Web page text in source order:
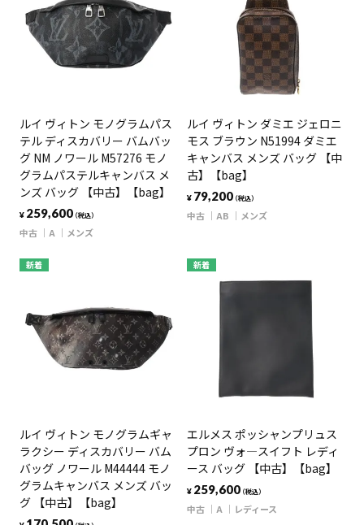
ルイ ヴィトン モノグラムパス
テル ディスカバリー バムバッ
グ NM ノワール M57276 モノ
グラムパステルキャンバス メ
ンズ バッグ 【中古】【bag】
¥ 259,600（税込）
中古 A メンズ
ルイ ヴィトン ダミエ ジェロニ
モス ブラウン N51994 ダミエ
キャンバス メンズ バッグ 【中
古】【bag】
¥ 79,200（税込）
中古 AB メンズ
新着
ルイ ヴィトン モノグラムギャ
ラクシー ディスカバリー バム
バッグ ノワール M44444 モノ
グラムキャンバス メンズ バッ
グ 【中古】【bag】
新着
エルメス ポッシャンプリュス
プロン ヴォ―スイフト レディ
ース バッグ 【中古】【bag】
¥ 259,600（税込）
中古 A レディース